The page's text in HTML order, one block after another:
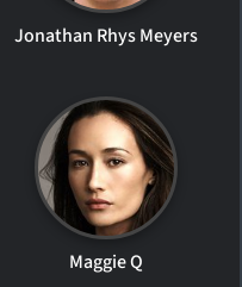
Jonathan Rhys Meyers
Maggie Q